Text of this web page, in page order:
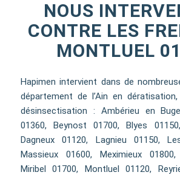
NOUS
CONTRE LES
MONTLUEL
Hapimen intervient dans de
département de l’Ain en
désinsectisation : Ambérieu en
01360, Beynost 01700, Blyes
Dagneux 01120, Lagnieu 01150,
Massieux 01600, Meximieux
Miribel 01700, Montluel 01120,